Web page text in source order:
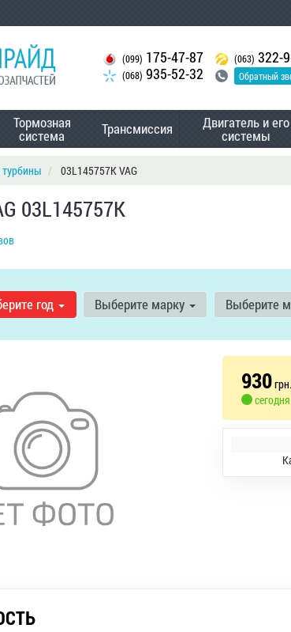
(099) 175-47-87
(068) 935-52-32
(063) 322-
Обратный
Тормозная
система Трансмиссия Двигатель и его
системы
03L145757K VAG
03L145757K
год Выберите марку Выберите
930грн.
сегодня